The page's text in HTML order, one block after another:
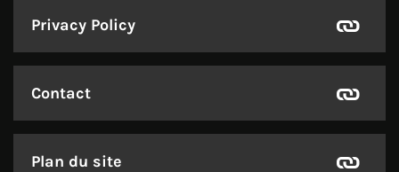
Privacy Policy
Contact
Plan du site